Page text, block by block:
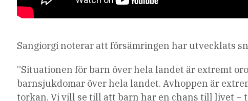
Sangiorgi noterar att försämringen har utvecklats
”Situationen för barn över hela landet är extremt
barnsjukdomar över hela landet. Avhoppen är
torkan. Vi vill se till att barn har en chans till livet –